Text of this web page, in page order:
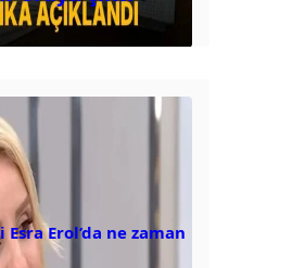
Erol’da ne zaman